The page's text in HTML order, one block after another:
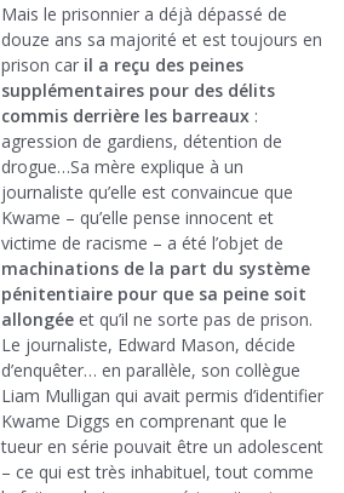
Mais le prisonnier a déjà dépassé de
douze ans sa majorité et est toujours en
prison car il a reçu des peines
supplémentaires pour des délits
commis derrière les barreaux :
agression de gardiens, détention de
drogue…Sa mère explique à un
journaliste qu’elle est convaincue que
Kwame – qu’elle pense innocent et
victime de racisme – a été l’objet de
machinations de la part du système
pénitentiaire pour que sa peine soit
allongée et qu’il ne sorte pas de prison.
Le journaliste, Edward Mason, décide
d’enquêter… en parallèle, son collègue
Liam Mulligan qui avait permis d’identifier
Kwame Diggs en comprenant que le
tueur en série pouvait être un adolescent
– ce qui est très inhabituel, tout comme